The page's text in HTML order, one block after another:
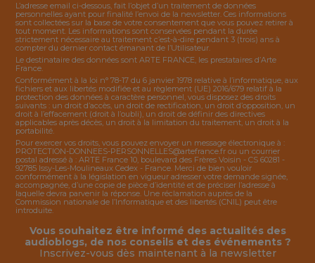
L’adresse email ci-dessous, fait l’objet d’un traitement de données
personnelles ayant pour finalité l’envoi de la newsletter. Ces informations
sont collectées sur la base de votre consentement que vous pouvez retirer à
tout moment. Les informations sont conservées pendant la durée
strictement nécessaire au traitement c’est-à-dire pendant 3 (trois) ans à
compter du dernier contact émanant de l’Utilisateur.
Le destinataire des données sont ARTE FRANCE, les prestataires d’Arte
France.
Conformément à la loi n° 78-17 du 6 janvier 1978 relative à l’informatique, aux
fichiers et aux libertés modifiée et au règlement (UE) 2016/679 relatif à la
protection des données à caractère personnel, vous disposez des droits
suivants : un droit d’accès, un droit de rectification, un droit d’opposition, un
droit à l’effacement (droit à l’oubli), un droit de définir des directives
applicables après décès, un droit à la limitation du traitement, un droit à la
portabilité.
Pour exercer vos droits, vous pouvez envoyer un message électronique à :
PROTECTION-DONNEES-PERSONNELLES@artefrance.fr ou un courrier
postal adressé à : ARTE France 10, boulevard des Frères Voisin - CS 60281 -
92785 Issy-Les-Moulineaux Cedex - France. Merci de bien vouloir
conformément à la législation en vigueur adresser votre demande signée,
accompagnée, d’une copie de pièce d’identité et de préciser l’adresse à
laquelle devra parvenir la réponse. Une réclamation auprès de la
Commission nationale de l’Informatique et des libertés (CNIL) peut être
introduite.
Vous souhaitez être informé des actualités des
audioblogs, de nos conseils et des événements ?
Inscrivez-vous dès maintenant à la newsletter